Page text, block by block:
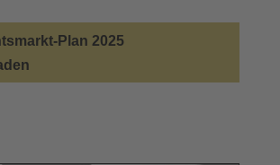
Plan 2025